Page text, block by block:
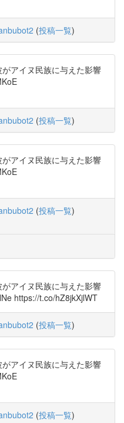
(投稿一覧)
アイヌ民族に与えた影響
(投稿一覧)
アイヌ民族に与えた影響
(投稿一覧)
アイヌ民族に与えた影響
https://t.co/hZ8jkXjlWT
(投稿一覧)
アイヌ民族に与えた影響
(投稿一覧)